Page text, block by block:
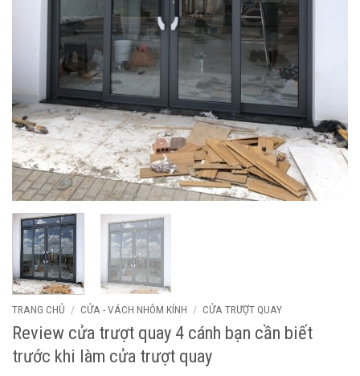
TRANG CHỦ / CỬA - VÁCH NHÔM KÍNH / CỬA TRƯỢT QUAY
Review cửa trượt quay 4 cánh bạn cần biết
trước khi làm cửa trượt quay